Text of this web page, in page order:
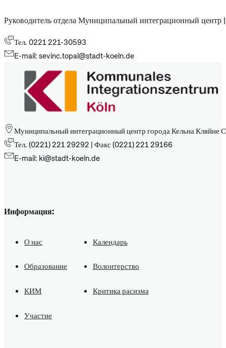
Руководитель отдела Муниципальный интеграционный центр |
Тел. 0221 221-30593
E-mail: sevinc.topal@stadt-koeln.de
Муниципальный интеграционный центр города Кельна Кляйне
Тел. (0221) 221 29292 | Факс (0221) 221 29166
E-mail: ki@stadt-koeln.de
Информация:
О нас Календарь
Образование Волонтерство
КИМ Критика расизма
Участие